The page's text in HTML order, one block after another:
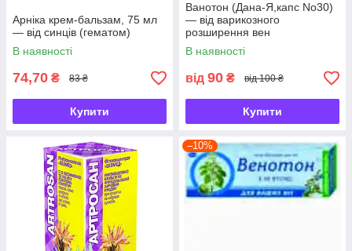
Арніка крем-бальзам, 75 мл
— від синців (гематом)
В наявності
74,70 ₴ 83 ₴
Купити
Ванотон (Дана-Я,капс No30)
— від варикозного
розширення вен
В наявності
від 90 ₴ від 100 ₴
Купити
–10%